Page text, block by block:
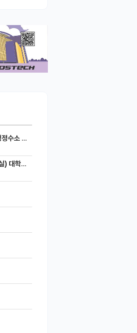
믹 전지)
집공고